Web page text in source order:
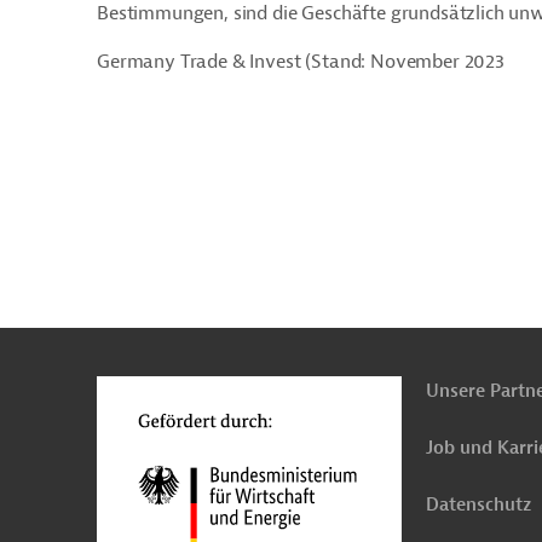
Bestimmungen, sind die Geschäfte grundsätzlich
Germany Trade & Invest (Stand: November 2023
Unsere
Job und
Datenschutz